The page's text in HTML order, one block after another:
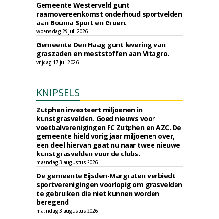
Gemeente Westerveld gunt
raamovereenkomst onderhoud sportvelden
aan Bouma Sport en Groen.
woensdag 29 juli 2026
Gemeente Den Haag gunt levering van
graszaden en meststoffen aan Vitagro.
vrijdag 17 juli 2026
KNIPSELS
Zutphen investeert miljoenen in
kunstgrasvelden. Goed nieuws voor
voetbalverenigingen FC Zutphen en AZC. De
gemeente hield vorig jaar miljoenen over,
een deel hiervan gaat nu naar twee nieuwe
kunstgrasvelden voor de clubs.
maandag 3 augustus 2026
De gemeente Eijsden-Margraten verbiedt
sportverenigingen voorlopig om grasvelden
te gebruiken die niet kunnen worden
beregend
maandag 3 augustus 2026